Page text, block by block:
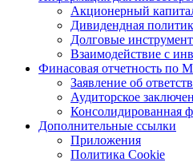
Акционерный
Дивидендная
Долговые
Взаимодействие с
Финасовая отчетность по
Заявление об
Аудиторское
Консолидированная
Дополнительные ссылки
Приложения
Политика Cookie